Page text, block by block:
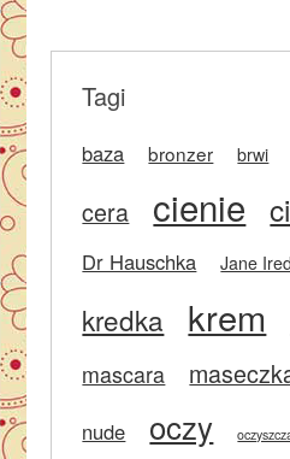
Tagi
baza bronzer brwi
cera cienie
Dr Hauschka Jane
kredka krem
mascara
nude oczy